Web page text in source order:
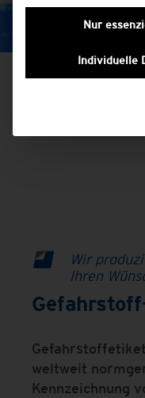
Wir
Ihren
weltweit
Kennzeichnung
Nur
Individuelle